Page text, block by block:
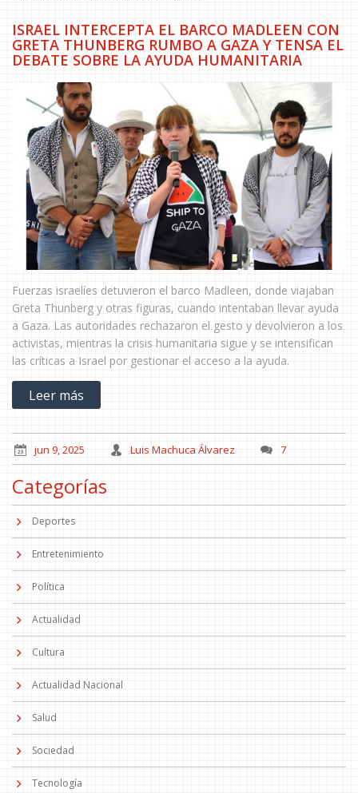
ISRAEL INTERCEPTA EL BARCO MADLEEN CON
GRETA THUNBERG RUMBO A GAZA Y TENSA EL
DEBATE SOBRE LA AYUDA HUMANITARIA
Fuerzas israelíes detuvieron el barco Madleen, donde viajaban
Greta Thunberg y otras figuras, cuando intentaban llevar ayuda
a Gaza. Las autoridades rechazaron el gesto y devolvieron a los
activistas, mientras la crisis humanitaria sigue y se intensifican
las críticas a Israel por gestionar el acceso a la ayuda.
Leer más
jun 9, 2025 Luis Machuca Álvarez 7
Categorías
Deportes
Entretenimiento
Política
Actualidad
Cultura
Actualidad Nacional
Salud
Sociedad
Tecnología